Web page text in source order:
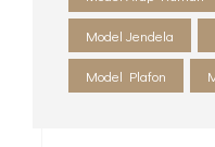
Model Jendela
Model Plafon